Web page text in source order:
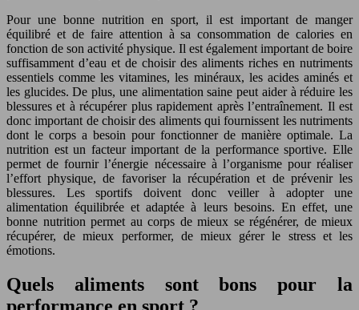
Pour une bonne nutrition en sport, il est important de manger
équilibré et de faire attention à sa consommation de calories en
fonction de son activité physique. Il est également important de boire
suffisamment d’eau et de choisir des aliments riches en nutriments
essentiels comme les vitamines, les minéraux, les acides aminés et
les glucides. De plus, une alimentation saine peut aider à réduire les
blessures et à récupérer plus rapidement après l’entraînement. Il est
donc important de choisir des aliments qui fournissent les nutriments
dont le corps a besoin pour fonctionner de manière optimale. La
nutrition est un facteur important de la performance sportive. Elle
permet de fournir l’énergie nécessaire à l’organisme pour réaliser
l’effort physique, de favoriser la récupération et de prévenir les
blessures. Les sportifs doivent donc veiller à adopter une
alimentation équilibrée et adaptée à leurs besoins. En effet, une
bonne nutrition permet au corps de mieux se régénérer, de mieux
récupérer, de mieux performer, de mieux gérer le stress et les
émotions.
Quels aliments sont bons pour la
performance en sport ?